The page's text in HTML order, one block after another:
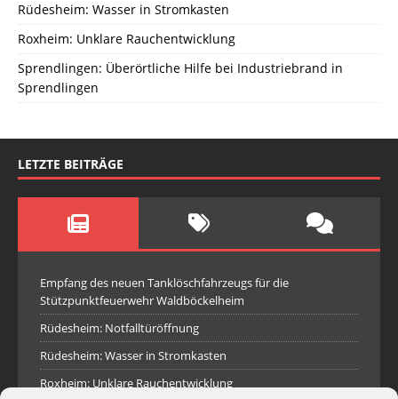
Rüdesheim: Wasser in Stromkasten
Roxheim: Unklare Rauchentwicklung
Sprendlingen: Überörtliche Hilfe bei Industriebrand in
Sprendlingen
LETZTE BEITRÄGE
Empfang des neuen Tanklöschfahrzeugs für die
Stützpunktfeuerwehr Waldböckelheim
Rüdesheim: Notfalltüröffnung
Rüdesheim: Wasser in Stromkasten
Roxheim: Unklare Rauchentwicklung